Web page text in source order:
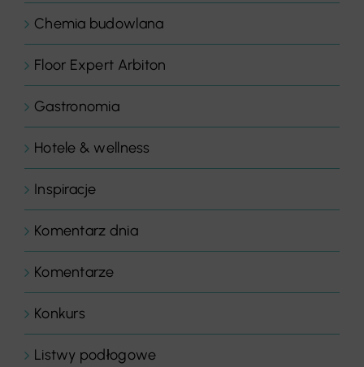
Chemia budowlana
Floor Expert Arbiton
Gastronomia
Hotele & wellness
Inspiracje
Komentarz dnia
Komentarze
Konkurs
Listwy podłogowe